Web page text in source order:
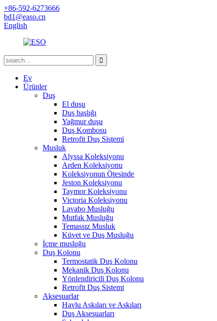
+86-592-6273666
bd1@easo.cn
English
Ev
Ürünler
Duş
El duşu
Duş başlığı
Yağmur duşu
Duş Kombosu
Retrofit Duş Sistemi
Musluk
Alyssa Koleksiyonu
Arden Koleksiyonu
Koleksiyonun Ötesinde
Jeston Koleksiyonu
Taymor Koleksiyonu
Victoria Koleksiyonu
Lavabo Musluğu
Mutfak Musluğu
Temassız Musluk
Küvet ve Duş Musluğu
İçme musluğu
Duş Kolonu
Termostatik Duş Kolonu
Mekanik Duş Kolonu
Yönlendiricili Duş Kolonu
Retrofit Duş Sistemi
Aksesuarlar
Havlu Askıları ve Askıları
Duş Aksesuarları